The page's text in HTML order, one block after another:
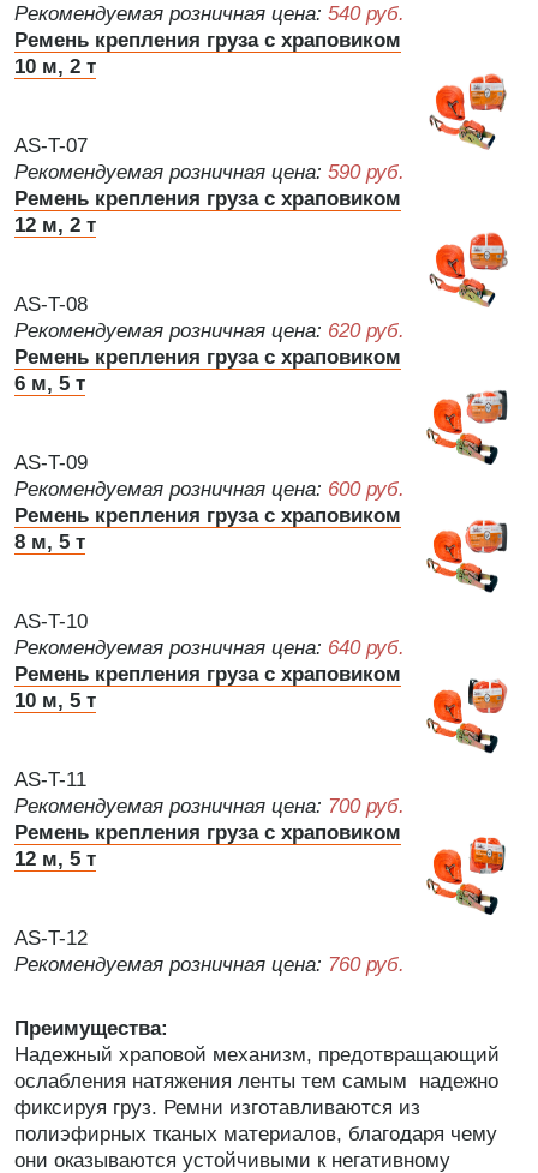
Рекомендуемая розничная цена: 540 руб.
Ремень крепления груза с храповиком
10 м, 2 т
AS-T-07
Рекомендуемая розничная цена: 590 руб.
Ремень крепления груза с храповиком
12 м, 2 т
AS-T-08
Рекомендуемая розничная цена: 620 руб.
Ремень крепления груза с храповиком
6 м, 5 т
AS-T-09
Рекомендуемая розничная цена: 600 руб.
Ремень крепления груза с храповиком
8 м, 5 т
AS-T-10
Рекомендуемая розничная цена: 640 руб.
Ремень крепления груза с храповиком
10 м, 5 т
AS-T-11
Рекомендуемая розничная цена: 700 руб.
Ремень крепления груза с храповиком
12 м, 5 т
AS-T-12
Рекомендуемая розничная цена: 760 руб.
Преимущества:
Надежный храповой механизм, предотвращающий
ослабления натяжения ленты тем самым надежно
фиксируя груз. Ремни изготавливаются из
полиэфирных тканых материалов, благодаря чему
они оказываются устойчивыми к негативному